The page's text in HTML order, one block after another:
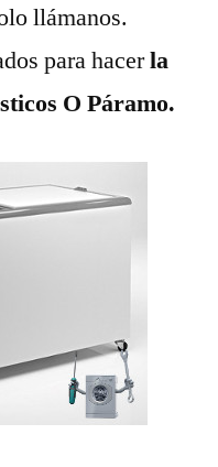
llámanos.
para hacerla
O Páramo.